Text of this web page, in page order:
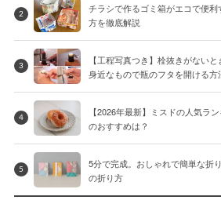
2
チラシで作るゴミ箱がエコで便利
方を徹底解説
3
【工程写真つき】栓抜きがないと
身近なもので瓶のフタを開ける方
4
【2026年最新】ミスドの人気ラ
のおすすめは？
5
5分で完成。おしゃれで簡単な折
の折り方